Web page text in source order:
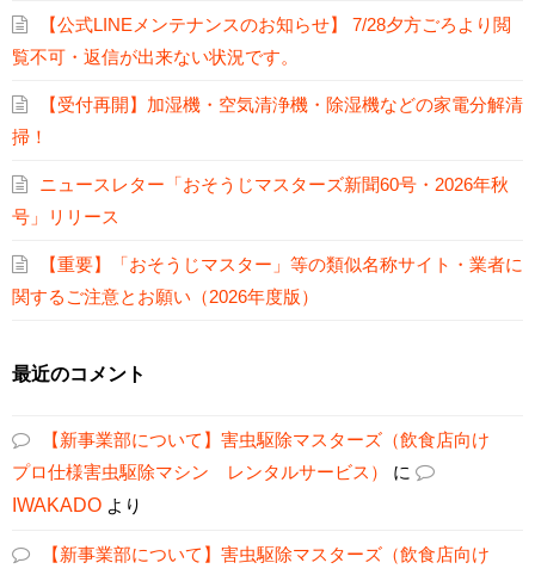
【公式LINEメンテナンスのお知らせ】 7/28夕方ごろより閲
覧不可・返信が出来ない状況です。
【受付再開】加湿機・空気清浄機・除湿機などの家電分解清
掃！
ニュースレター「おそうじマスターズ新聞60号・2026年秋
号」リリース
【重要】「おそうじマスター」等の類似名称サイト・業者に
関するご注意とお願い（2026年度版）
最近のコメント
【新事業部について】害虫駆除マスターズ（飲食店向け
プロ仕様害虫駆除マシン レンタルサービス）
に
IWAKADO より
【新事業部について】害虫駆除マスターズ（飲食店向け